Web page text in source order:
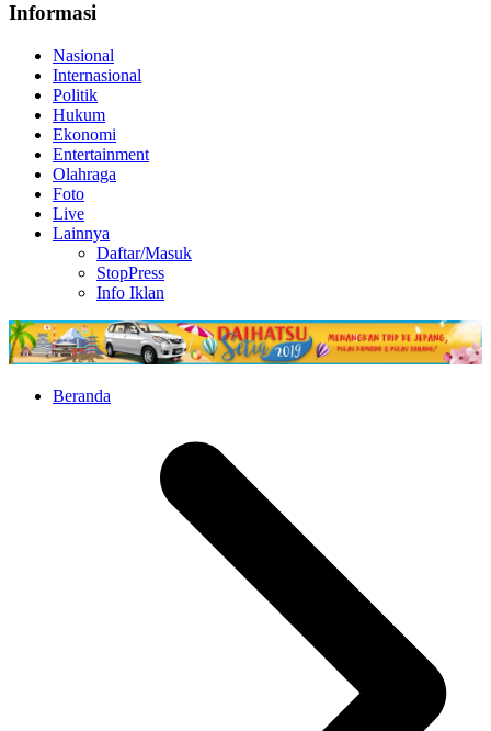
Informasi
Nasional
Internasional
Politik
Hukum
Ekonomi
Entertainment
Olahraga
Foto
Live
Lainnya
Daftar/Masuk
StopPress
Info Iklan
Beranda